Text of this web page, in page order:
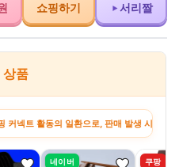
쇼핑하기 서리짤
상품
일환으로, 판매 발생 시 수수료를
네이버 쿠팡